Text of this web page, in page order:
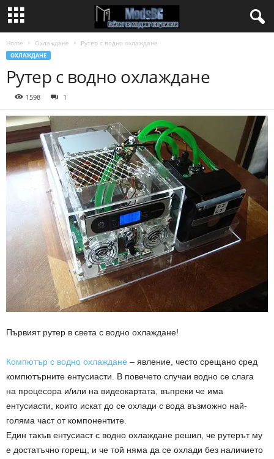
Home Охлаждане Рутер с водно охлаждане
ОХЛАЖДАНЕ
Рутер с водно охлаждане
1598 1
Първият рутер в света с водно охлаждане!
Компютър с водно охлаждане – явление, често срещано сред
компютърните ентусиасти. В повечето случаи водно се слага
на процесора и/или на видеокартата, въпреки че има
ентусиасти, които искат до се охлади с вода възможно най-
голяма част от компонентите.
Един такъв ентусиаст с водно охлаждане решил, че рутерът му
е достатъчно горещ, и че той няма да се охлади без наличието